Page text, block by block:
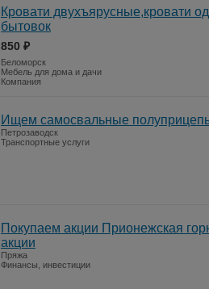
Кровати двухъярусные,кровати
бытовок
850 ₽
Беломорск
Мебель для дома и дачи
Компания
Ищем самосвальные
Петрозаводск
Транспортные услуги
Покупаем акции Прионежская
акции
Пряжа
Финансы, инвестиции